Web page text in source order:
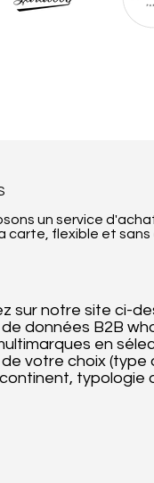
sur notre site ci-
données B2B
en
de votre choix (type
typologie
un service
carte, flexible et